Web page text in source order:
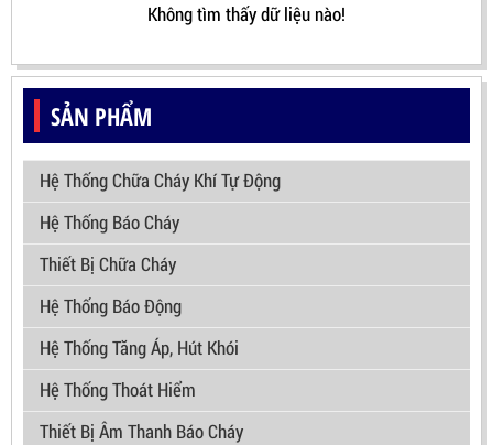
SẢN PHẨM
Hệ Thống Chữa Cháy Khí Tự Động
Hệ Thống Báo Cháy
Thiết Bị Chữa Cháy
Hệ Thống Báo Động
Hệ Thống Tăng Áp, Hút Khói
Hệ Thống Thoát Hiểm
Thiết Bị Âm Thanh Báo Cháy
Không tìm thấy dữ liệu nào!